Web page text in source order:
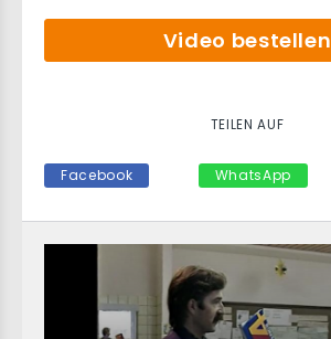
Video bestellen
TEILEN AUF
Facebook WhatsApp